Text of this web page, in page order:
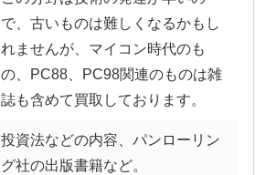
で、古いものは難しくなるかもし
れませんが、マイコン時代のも
の、PC88、PC98関連のものは雑
誌も含めて買取しております。
投資法などの内容、パンローリン
グ社の出版書籍など。